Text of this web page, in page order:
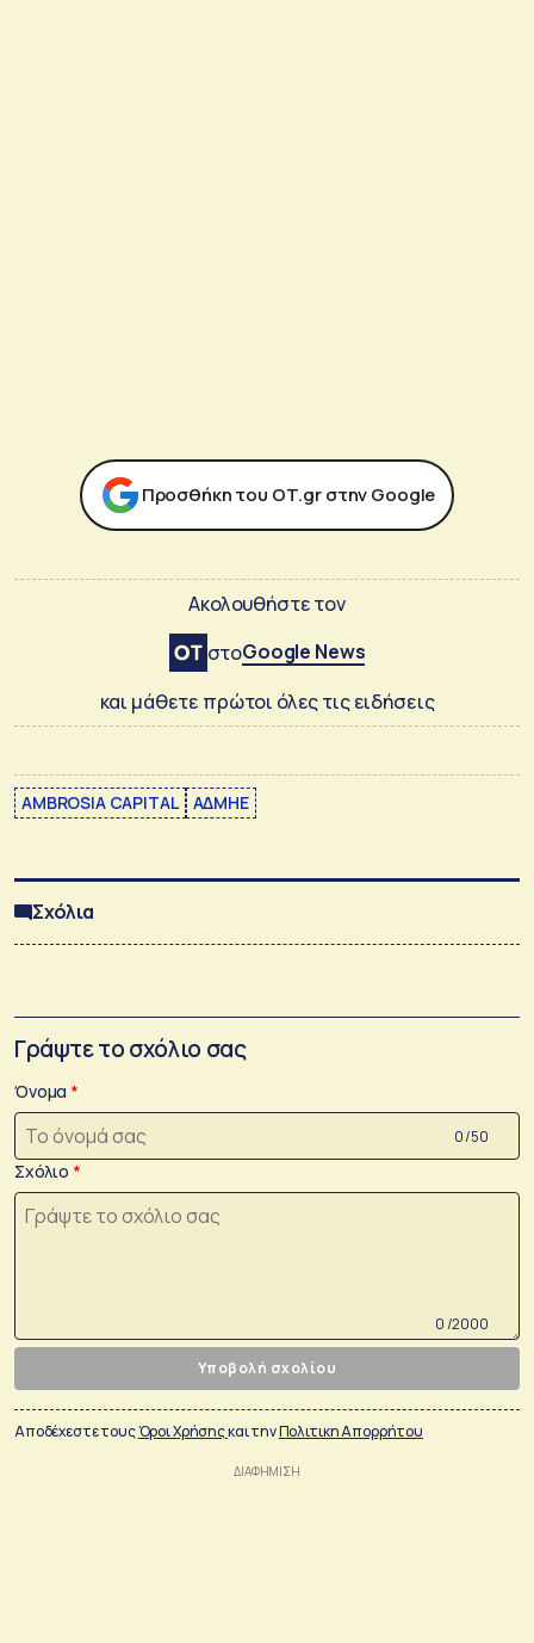
Προσθήκη του ΟΤ.gr στην Google
Ακολουθήστε τον
στοGoogle News
και μάθετε πρώτοι όλες τις ειδήσεις
AMBROSIA CAPITAL ΑΔΜΗΕ
Σχόλια
Γράψτε το σχόλιο σας
Όνομα
0 /50
Σχόλιο
0 /2000
Υποβολή σχολίου
Αποδέχεστε τουςΌροι Χρήσηςκαι τηνΠολιτικη Απορρήτου